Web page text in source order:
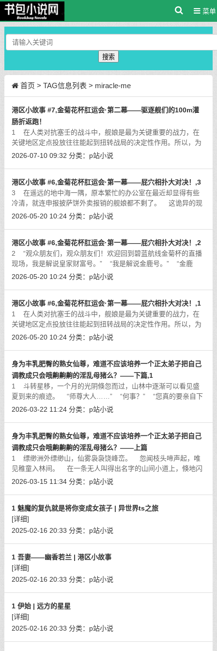
菜单
搜索
首页 > TAG信息列表 > miracle-me
港区小故事 #7,金菊花杯肛运会·第二幕——驱逐舰们的100m灌
肠折返跑！
1 在人类对抗塞壬的战斗中，舰娘是最为关键重要的战力，在
关键地区定点投放往往能起到扭转战局的决定性作用。所以，为
了更好的实现战区投送，也为了防止敌人发动偷袭，除了在各大
2026-07-10 09:32 分类： p站小说
港区小故事 #6,金菊花杯肛运会·第一幕——屁穴相扑大对决！,3
3 在遥远的地中海一隅，原本繁忙的办公室在最近却显得有些
冷清，就连申报披萨饼外卖报销的舰娘都不剩了。 这诡异的现
象虽然引起了维内托的注意，但最开始她也没有多想，直到……
2026-05-20 10:24 分类： p站小说
港区小故事 #6,金菊花杯肛运会·第一幕——屁穴相扑大对决！,2
2 “观众朋友们，观众朋友们！欢迎回到碧蓝航线金菊杯的直播
现场，我是解说皇家财富号。” “我是解说金鹿号。” “金鹿
酱，这才开赛第一个项目，现场的氛围
2026-05-20 10:24 分类： p站小说
港区小故事 #6,金菊花杯肛运会·第一幕——屁穴相扑大对决！,1
1 在人类对抗塞壬的战斗中，舰娘是最为关键重要的战力，在
关键地区定点投放往往能起到扭转战局的决定性作用。所以，为
了更好的实现战区投送，也为了防止敌人发动偷袭，除了在各大
2026-05-20 10:24 分类： p站小说
身为丰乳肥臀的熟女仙尊，难道不应该培养一个正太弟子把自己
调教成只会哦齁齁齁的淫乱母猪么？——下篇,1
1 斗转星移，一个月的光阴倏忽而过，山林中逐渐可以看见盛
夏到来的痕迹。 “师尊大人……” “何事？” “您真的要亲自下
山吗？” &[详细]
2026-03-22 11:24 分类： p站小说
身为丰乳肥臀的熟女仙尊，难道不应该培养一个正太弟子把自己
调教成只会哦齁齁齁的淫乱母猪么？——上篇
1 缥缈洲外缥缈山，仙雾袅袅饶峰峦。 忽闻枝头啼声起，唯
见稚童入林间。 在一条无人叫得出名字的山间小道上，倏地闪
过了一个幼小的身影，犹如飞燕低空掠过，
2026-03-15 11:34 分类： p站小说
1 魅魔的复仇就是将你变成女孩子 | 异世界ts之旅
[详细]
2025-02-16 20:33 分类： p站小说
1 吾妻——幽香若兰 | 港区小故事
[详细]
2025-02-16 20:33 分类： p站小说
1 伊始 | 远方的星星
[详细]
2025-02-16 20:33 分类： p站小说